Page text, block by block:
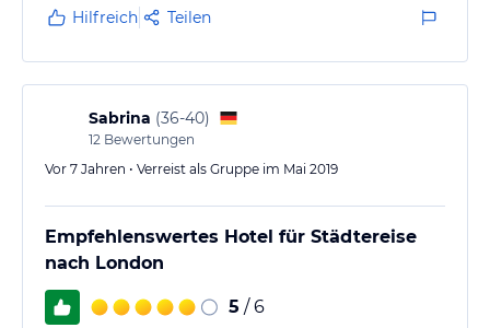
Hilfreich Teilen
Sabrina (36-40)
12 Bewertungen
Vor 7 Jahren • Verreist als Gruppe im Mai 2019
Empfehlenswertes Hotel für Städtereise
nach London
5 / 6